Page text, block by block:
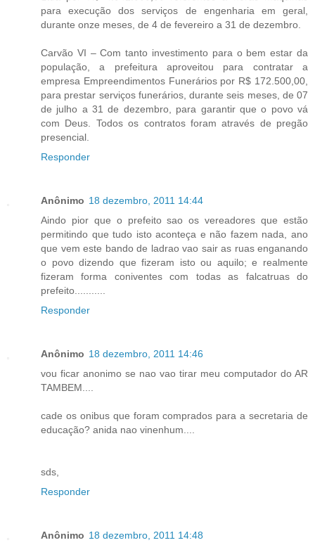
para execução dos serviços de engenharia em geral,
durante onze meses, de 4 de fevereiro a 31 de dezembro.
Carvão VI – Com tanto investimento para o bem estar da
população, a prefeitura aproveitou para contratar a
empresa Empreendimentos Funerários por R$ 172.500,00,
para prestar serviços funerários, durante seis meses, de 07
de julho a 31 de dezembro, para garantir que o povo vá
com Deus. Todos os contratos foram através de pregão
presencial.
Responder
Anônimo 18 dezembro, 2011 14:44
Aindo pior que o prefeito sao os vereadores que estão
permitindo que tudo isto aconteça e não fazem nada, ano
que vem este bando de ladrao vao sair as ruas enganando
o povo dizendo que fizeram isto ou aquilo; e realmente
fizeram forma coniventes com todas as falcatruas do
prefeito...........
Responder
Anônimo 18 dezembro, 2011 14:46
vou ficar anonimo se nao vao tirar meu computador do AR
TAMBEM....
cade os onibus que foram comprados para a secretaria de
educação? anida nao vinenhum....
sds,
Responder
Anônimo 18 dezembro, 2011 14:48